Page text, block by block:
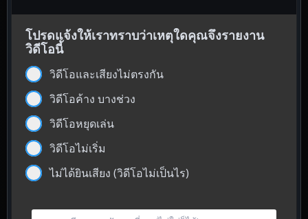
โปรดแจ้งให้เราทราบว่าเหตุใดคุณจึงรายงาน
วิดีโอนี้
วิดีโอและเสียงไม่ตรงกัน
วิดีโอค้าง บางช่วง
วิดีโอหยุดเล่น
วิดีโอไม่เริ่ม
ไม่ได้ยินเสียง (วิดีโอไม่เป็นไร)